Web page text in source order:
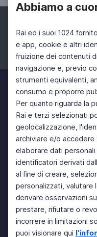
Abbiamo a
Rai ed i suoi 1024
e app, cookie e altri
fruizione dei contenuti
navigazione e, previo
strumenti equivalenti,
consumo e proporre
Per quanto riguarda la
Rai e terzi selezionati
geolocalizzazione,
archiviare e/o
elaborare dati
identificatori derivati
al fine di creare,
personalizzati, valutare
derivare osservazioni
prestare, rifiutare o
incorrere in limitazioni
puoi visionare qui
Facebook